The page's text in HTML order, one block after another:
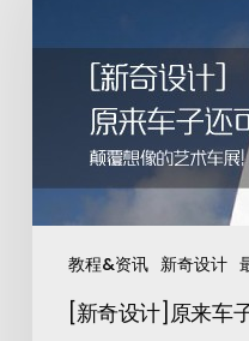
教程&资讯 新奇设计
[新奇设计]原来车